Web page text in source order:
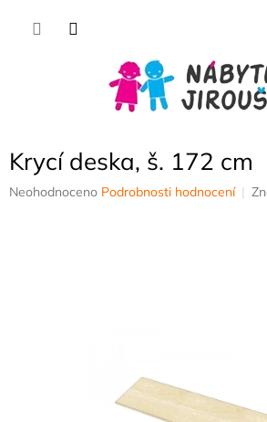
Krycí deska, š. 172 cm
Průměrné
Neohodnoceno Podrobnosti hodnocení